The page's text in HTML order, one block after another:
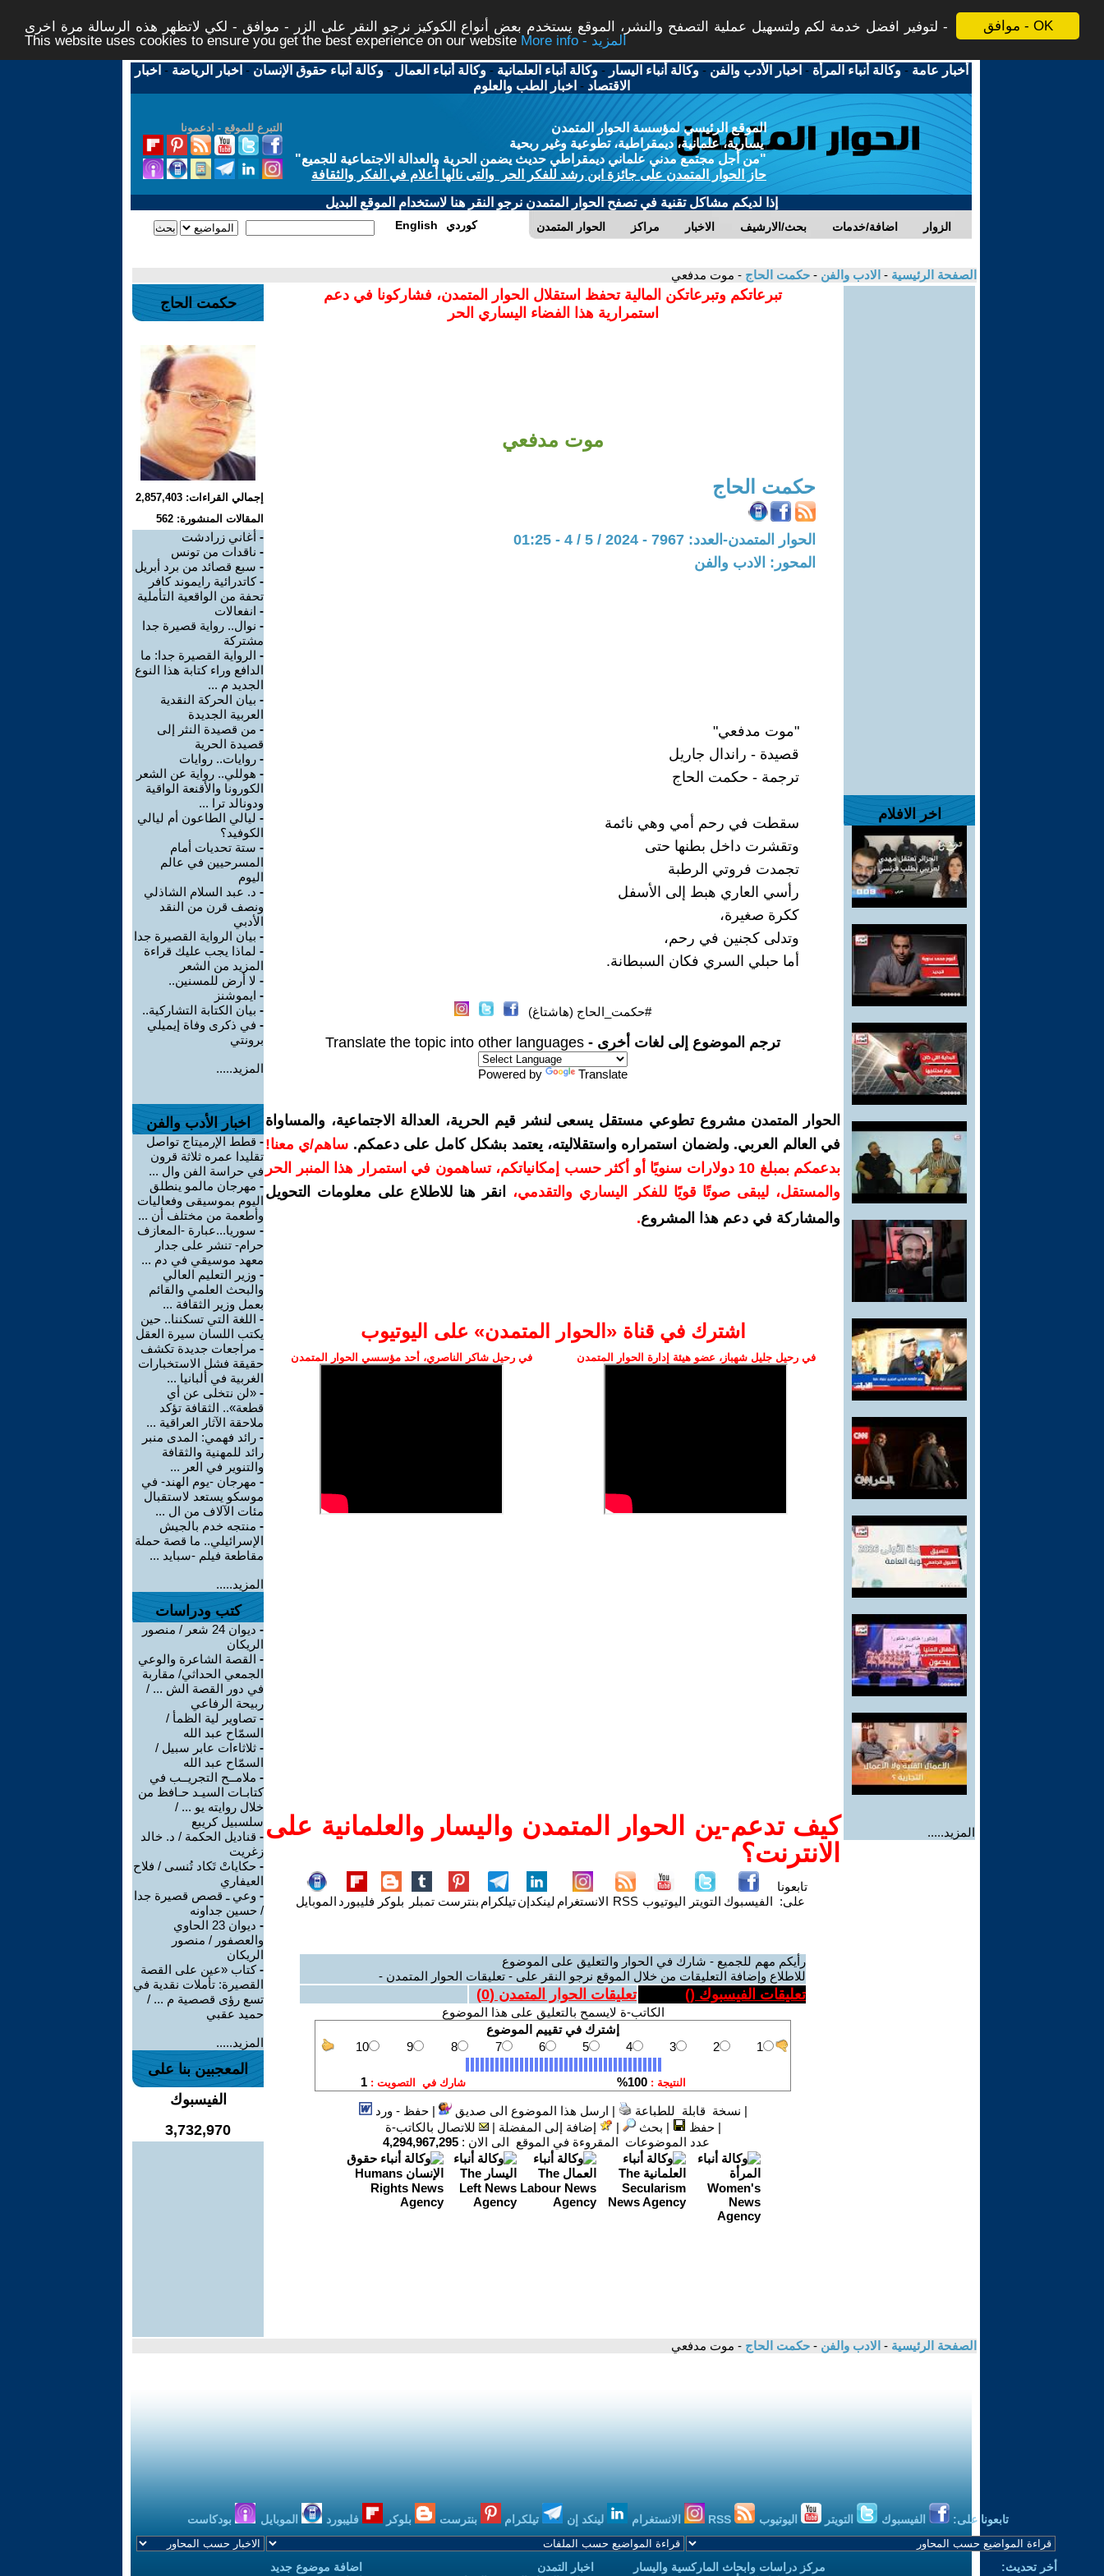
موافق - OK
لتوفير افضل خدمة لكم ولتسهيل عملية التصفح والنشر، الموقع يستخدم بعض أنواع الكوكيز نرجو النقر على الزر - موافق - لكي لاتظهر هذه الرسالة مرة اخرى -
This website uses cookies to ensure you get the best experience on our website
More info - المزيد
أخبار عامة -وكالة أنباء المرأة - اخبار الأدب والفن -وكالة أنباء اليسار -وكالة أنباء العلمانية -وكالة أنباء العمال -وكالة أنباء حقوق الإنسان - اخبار الرياضة - اخبار
الاقتصاد - اخبار الطب والعلوم
التبرع للموقع - ادعمونا
الموقع الرئيسي لمؤسسة الحوار المتمدن
يسارية، علمانية، ديمقراطية، تطوعية وغير ربحية
"من أجل مجتمع مدني علماني ديمقراطي حديث يضمن الحرية والعدالة الاجتماعية للجميع"
حاز الحوار المتمدن على جائزة ابن رشد للفكر الحر والتى نالها أعلام في الفكر والثقافة
إذا لديكم مشاكل تقنية في تصفح الحوار المتمدن نرجو النقر هنا لاستخدام الموقع البديل
الحوار المتمدن مراكز الاخبار بحث/الارشيف اضافة/خدمات الزوار English كوردي
الصفحة الرئيسية - الادب والفن - حكمت الحاج - موت مدفعي
اخر الافلام
المزيد.....
تبرعاتكم وتبرعاتكن المالية تحفظ استقلال الحوار المتمدن، فشاركونا في دعم
استمرارية هذا الفضاء اليساري الحر
موت مدفعي
حكمت الحاج
الحوار المتمدن-العدد: 7967 - 2024 / 5 / 4 - 01:25
المحور: الادب والفن
"موت مدفعي"
قصيدة - راندال جاريل
ترجمة - حكمت الحاج
سقطت في رحم أمي وهي نائمة
وتقشرت داخل بطنها حتى
تجمدت فروتي الرطبة
رأسي العاري هبط إلى الأسفل
ككرة صغيرة،
وتدلى كجنين في رحم،
أما حبلي السري فكان السبطانة.
#حكمت_الحاج (هاشتاغ)
ترجم الموضوع إلى لغات أخرى - Translate the topic into other languages
Powered by Translate
الحوار المتمدن مشروع تطوعي مستقل يسعى لنشر قيم الحرية، العدالة الاجتماعية، والمساواة
في العالم العربي. ولضمان استمراره واستقلاليته، يعتمد بشكل كامل على دعمكم. ساهم/ي معنا!
بدعمكم بمبلغ 10 دولارات سنويًا أو أكثر حسب إمكانياتكم، تساهمون في استمرار هذا المنبر الحر
والمستقل، ليبقى صوتًا قويًا للفكر اليساري والتقدمي،
انقر هنا للاطلاع على معلومات التحويل
والمشاركة في دعم هذا المشروع.
اشترك في قناة ‫«الحوار المتمدن» على اليوتيوب
في رحيل جليل شهباز، عضو هيئة إدارة الحوار المتمدن في رحيل شاكر الناصري، أحد مؤسسي الحوار المتمدن
كيف تدعم-ين الحوار المتمدن واليسار والعلمانية على
الانترنت؟
تابعونا
على: الفيسبوك التويتر اليوتيوب RSS الانستغرام لينكدإنتيلكرام بنترست تمبلر بلوكر فليبورد الموبايل
رأيكم مهم للجميع - شارك في الحوار والتعليق على الموضوع
للاطلاع وإضافة التعليقات من خلال الموقع نرجو النقر على - تعليقات الحوار المتمدن -
تعليقات الفيسبوك () تعليقات الحوار المتمدن (0
)
الكاتب-ة لايسمح بالتعليق على هذا الموضوع
| نسخة قابلة للطباعة | ارسل هذا الموضوع الى صديق |حفظ - ورد
|حفظ | بحث | إضافة إلى المفضلة |
للاتصال بالكاتب-ة
عدد الموضوعات المقروءة في الموقع الى الان : 4,294,967,295
حكمت الحاج
إجمالي القراءات: 2,857,403
المقالات المنشورة: 562
- أغاني زرادشت
- ناقدات من تونس
- سبع قصائد من برد أبريل
-كاتدرائية رايموند كافر
تحفة من الواقعية التأملية
- انفعالات
- نوال.. رواية قصيرة جدا
مشتركة
- الرواية القصيرة جدا: ما
الدافع وراء كتابة هذا النوع
الجديد م ...
- بيان الحركة النقدية
العربية الجديدة
- من قصيدة النثر إلى
قصيدة الحرية
- روايات.. روايات
- هوللي.. رواية عن الشعر
الكورونا والأقنعة الواقية
ودونالد ترا ...
- ليالي الطاعون أم ليالي
الكوفيد؟
- ستة تحديات أمام
المسرحيين في عالم
اليوم
- د. عبد السلام الشاذلي
ونصف قرن من النقد
الأدبي
- بيان الرواية القصيرة جدا
- لماذا يجب عليك قراءة
المزيد من الشعر
- لا أرض للمسنين..
- ايموشنز
- بيان الكتابة التشاركية..
- في ذكرى وفاة إيميلي
برونتي
المزيد.....
اخبار الأدب والفن
- قطط الإرميتاج تواصل
تقليدا عمره ثلاثة قرون
في حراسة الفن وال ...
- مهرجان مالمو ينطلق
اليوم بموسيقى وفعاليات
وأطعمة من مختلف أن ...
- سوريا...عبارة -المعازف
حرام- تنشر على جدار
معهد موسيقي في دم ...
- وزير التعليم العالي
والبحث العلمي والقائم
بعمل وزير الثقافة ...
- اللغة التي تسكننا.. حين
يكتب اللسان سيرة العقل
- مراجعات جديدة تكشف
حقيقة فشل الاستخبارات
الغربية في ألبانيا ...
- «لن نتخلى عن أي
قطعة».. الثقافة تؤكد
ملاحقة الآثار العراقية ...
- رائد فهمي: المدى منبر
رائد للمهنية والثقافة
والتنوير في العر ...
- مهرجان -يوم الهند- في
موسكو يستعد لاستقبال
مئات الآلاف من ال ...
- منتجه خدم بالجيش
الإسرائيلي.. ما قصة حملة
مقاطعة فيلم -سبايد ...
المزيد.....
كتب ودراسات
-
ديوان 24 شعر / منصور
الريكان
- القصة الشاعرة والوعي
الجمعي الحداثي/ مقاربة
في دور القصة الش ... /
ربيحة الرفاعي
- تصاوير لية الظمأ /
السمّاح عبد الله
- ثلاثاءات عابر سبيل /
السمّاح عبد الله
- ملامــح التجريــب في
كتابـات السيـد حـافظ من
خلال روايته يو ... /
سلسبيل كريبع
- قناديل الحكمة / د. خالد
زغريت
- حكاياتْ تَكاد تُنسى / فلاح
العيفاري
- وعي ـ قصص قصيرة جدا
/ حسين جداونه
-
ديوان 23 الحاوي
والعصفور / منصور
الريكان
-كتاب «عين على القصة
القصيرة: تأملات نقدية في
تسع رؤى قصصية م ... /
حميد عقبي
المزيد.....
المعجبين بنا على
الفيسبوك
3,732,970
الصفحة الرئيسية - الادب والفن - حكمت الحاج - موت مدفعي
تابعونا على: الفيسبوك التويتر اليوتيوب الانستغرام لينكد إن تيلكرام بنترست بلوكر فليبورد الموبايل بودكاست
أخر تحديث:
مركز دراسات وابحاث الماركسية واليسار
اخبار التمدن
اضافة موضوع جديد